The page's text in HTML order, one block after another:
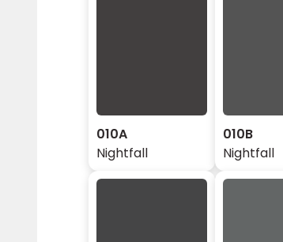
010A
Nightfall
010B
Nightfall